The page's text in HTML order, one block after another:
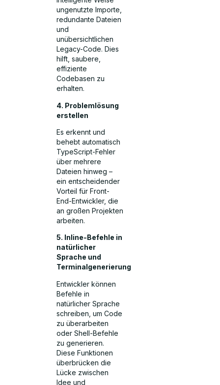
ungenutzte Importe,
redundante Dateien
und
unübersichtlichen
Legacy-Code. Dies
hilft, saubere,
effiziente
Codebasen zu
erhalten.
4. Problemlösung
erstellen
Es erkennt und
behebt automatisch
TypeScript-Fehler
über mehrere
Dateien hinweg –
ein entscheidender
Vorteil für Front-
End-Entwickler, die
an großen Projekten
arbeiten.
5. Inline-Befehle in
natürlicher
Sprache und
Terminalgenerierung
Entwickler können
Befehle in
natürlicher Sprache
schreiben, um Code
zu überarbeiten
oder Shell-Befehle
zu generieren.
Diese Funktionen
überbrücken die
Lücke zwischen
Idee und